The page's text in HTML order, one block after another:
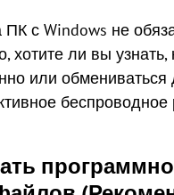
с Windows не
хотите ли вы
или